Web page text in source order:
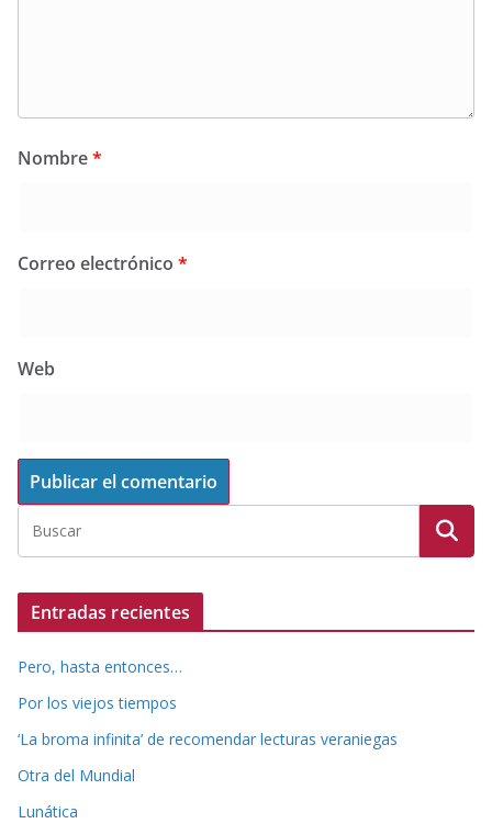
Nombre*
Correo electrónico *
Web
Entradas recientes
Pero, hasta entonces…
Por los viejos tiempos
‘La broma infinita’ de recomendar lecturas veraniegas
Otra del Mundial
Lunática